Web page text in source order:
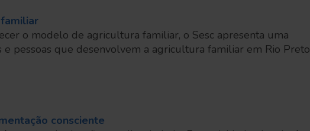
o modelo de agricultura familiar, o Sesc apresenta uma
pessoas que desenvolvem a agricultura familiar em Rio Preto
consciente